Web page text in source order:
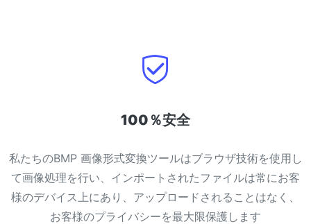
100％安全
私たちのBMP 画像形式変換ツールはブラウザ技術を使用し
て画像処理を行い、インポートされたファイルは常にお客
様のデバイス上にあり、アップロードされることはなく、
お客様のプライバシーを最大限保護します